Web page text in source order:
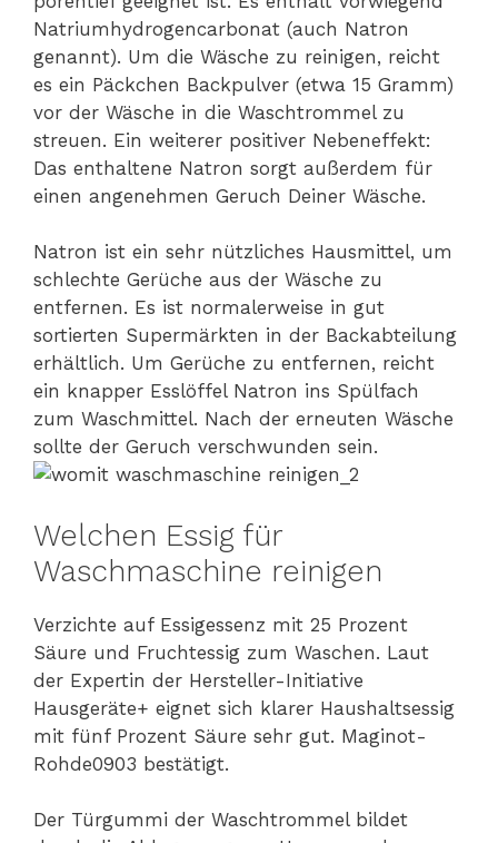
Natriumhydrogencarbonat (auch Natron
genannt). Um die Wäsche zu reinigen, reicht
es ein Päckchen Backpulver (etwa 15 Gramm)
vor der Wäsche in die Waschtrommel zu
streuen. Ein weiterer positiver Nebeneffekt:
Das enthaltene Natron sorgt außerdem für
einen angenehmen Geruch Deiner Wäsche.
Natron ist ein sehr nützliches Hausmittel, um
schlechte Gerüche aus der Wäsche zu
entfernen. Es ist normalerweise in gut
sortierten Supermärkten in der Backabteilung
erhältlich. Um Gerüche zu entfernen, reicht
ein knapper Esslöffel Natron ins Spülfach
zum Waschmittel. Nach der erneuten Wäsche
sollte der Geruch verschwunden sein.
Welchen Essig für
Waschmaschine reinigen
Verzichte auf Essigessenz mit 25 Prozent
Säure und Fruchtessig zum Waschen. Laut
der Expertin der Hersteller-Initiative
Hausgeräte+ eignet sich klarer Haushaltsessig
mit fünf Prozent Säure sehr gut. Maginot-
Rohde0903 bestätigt.
Der Türgummi der Waschtrommel bildet